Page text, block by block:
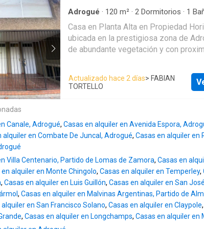
consideradas como definitivas ni
contractual entre las partes, las
Estado Parcelario y la documentación
correspondientes. Esta información
superficies y medidas) se expone y
Certificados Requisitos:- Garante propietario -
Recibo de sueldo del inquilino CMCPLZ Mat 3963 /
3964 CUCICBA Mat 8182 / 8184 Las fotos no son
vinculantes ni contractuales. Las
superficies son aproximadas y no
contractual entre las partes, las
Estado Parcelario y la documentación
efecto orientativo.
Adrogué · 120 m² · 2 Dormitorios · 1
Casa en Planta Alta en Propiedad
ubicada en la prestigiosa zona de
de abundante vegetación y con
Esta propiedad ofrece una
conveniencia en un entorno natural
familiares y amigos. Desde aquí, se
balcón terraza lateral que brinda una
con dos dormitorios equipados con
ofreciendo espacio de
baño completo y un toilette adicional
comodidad para toda la familia. La
con muebles bajo y sobre mesada,
funcional. Adicionalmente, dispone de una
Actualizado hace 2 días> FABIAN
TORTELLO
Canale, Adrogué, Casas en alquiler en Avenida Espora,
alquiler en Combate De Juncal, Adrogué, Casas en alquiler en
Villa Centenario, Partido de Lomas de Zamora, Casas en
en alquiler en Monte Chingolo, Casas en alquiler en Temperley,
, Casas en alquiler en Luis Guillón, Casas en alquiler en San
, Casas en alquiler en Malvinas Argentinas, Partido de
alquiler en San Francisco Solano, Casas en alquiler en Claypole,
, Casas en alquiler en Longchamps, Casas en alquiler en